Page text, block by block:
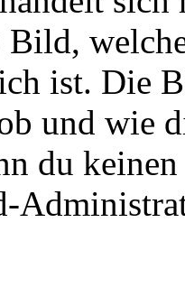
Bild,
ist. Die
und wie
du